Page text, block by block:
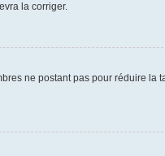
la corriger.
ne postant pas pour réduire la